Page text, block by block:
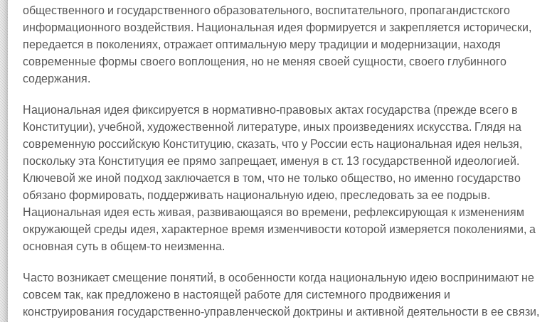
общественного и государственного образовательного, воспитательного, пропагандистского
информационного воздействия. Национальная идея формируется и закрепляется исторически,
передается в поколениях, отражает оптимальную меру традиции и модернизации, находя
современные формы своего воплощения, но не меняя своей сущности, своего глубинного
содержания.
Национальная идея фиксируется в нормативно-правовых актах государства (прежде всего в
Конституции), учебной, художественной литературе, иных произведениях искусства. Глядя на
современную российскую Конституцию, сказать, что у России есть национальная идея нельзя,
поскольку эта Конституция ее прямо запрещает, именуя в ст. 13 государственной идеологией.
Ключевой же иной подход заключается в том, что не только общество, но именно государство
обязано формировать, поддерживать национальную идею, преследовать за ее подрыв.
Национальная идея есть живая, развивающаяся во времени, рефлексирующая к изменениям
окружающей среды идея, характерное время изменчивости которой измеряется поколениями, а
основная суть в общем-то неизменна.
Часто возникает смещение понятий, в особенности когда национальную идею воспринимают не
совсем так, как предложено в настоящей работе для системного продвижения и
конструирования государственно-управленческой доктрины и активной деятельности в ее связи,